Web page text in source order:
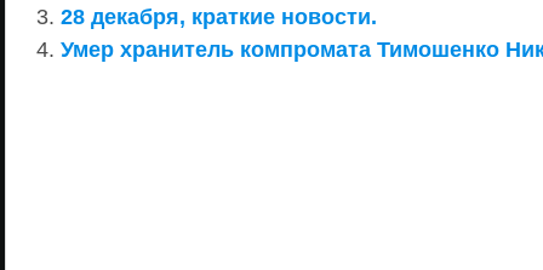
28 декабря, краткие новости.
Умер хранитель компромата Тимошенко